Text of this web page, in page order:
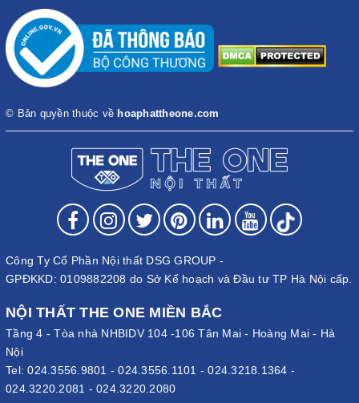
© Bản quyền thuộc về hoaphattheone.com
Công Ty Cổ Phần Nội thất DSG GROUP -
GPĐKKD: 0109882208 do Sở Kế hoạch và Đầu tư TP Hà Nội cấp.
NỘI THẤT THE ONE MIỀN BẮC
Tầng 4 - Tòa nhà NHBIDV 104 -106 Tân Mai - Hoàng Mai - Hà
Nội
Tel:024.3556.9801 -024.3556.1101 -024.3218.1364 -
024.3220.2081 - 024.3220.2080